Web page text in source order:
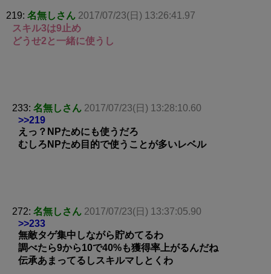
219: 名無しさん 2017/07/23(日) 13:26:41.97
スキル3は9止め
どうせ2と一緒に使うし
233: 名無しさん 2017/07/23(日) 13:28:10.60
>>219
えっ？NPためにも使うだろ
むしろNPため目的で使うことが多いレベル
272: 名無しさん 2017/07/23(日) 13:37:05.90
>>233
無敵タゲ集中しながら貯めてるわ
調べたら9から10で40%も獲得率上がるんだね
伝承あまってるしスキルマしとくわ